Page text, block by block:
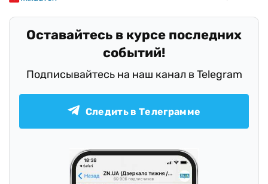
Оставайтесь в курсе последних
событий!
Подписывайтесь на наш канал в Telegram
Следить в Телеграмме